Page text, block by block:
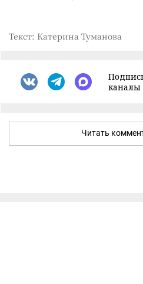
Текст: Катерина Туманова
каналы
Читать